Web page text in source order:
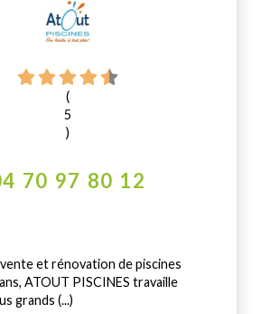
(
5
)
70 97 80 12
et rénovation de piscines
ATOUT PISCINES travaille
grands (...)